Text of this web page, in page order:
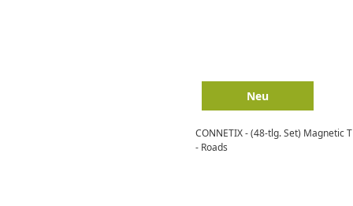
Neu
CONNETIX - (48-tlg. Set) Magnetic
- Roads